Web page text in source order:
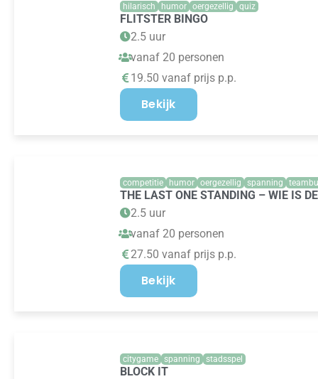
hilarisch humor oergezellig quiz
FLITSTER BINGO
2.5 uur
vanaf 20 personen
19.50 vanaf prijs p.p.
Bekijk
competitie humor oergezellig spanning
THE LAST ONE STANDING – WIE IS
2.5 uur
vanaf 20 personen
27.50 vanaf prijs p.p.
Bekijk
citygame spanning stadsspel
BLOCK IT